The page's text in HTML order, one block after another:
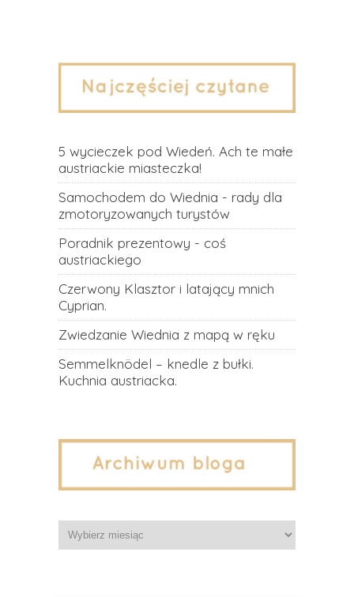
5 wycieczek pod Wiedeń. Ach te małe
austriackie miasteczka!
Samochodem do Wiednia - rady dla
zmotoryzowanych turystów
Poradnik prezentowy - coś
austriackiego
Czerwony Klasztor i latający mnich
Cyprian.
Zwiedzanie Wiednia z mapą w ręku
Semmelknödel – knedle z bułki.
Kuchnia austriacka.
Archiwa